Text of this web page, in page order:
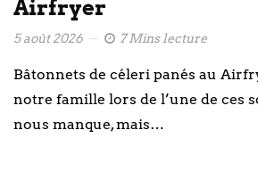
Airfryer
5 août 2026 7 Mins lecture
Bâtonnets de céleri panés au
notre famille lors de l’une de ces
nous manque, mais…